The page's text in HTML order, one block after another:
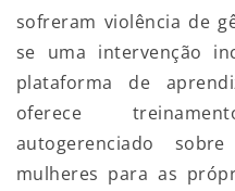
sofreram violência de
se uma intervenção
plataforma de
oferece
autogerenciado
mulheres para as